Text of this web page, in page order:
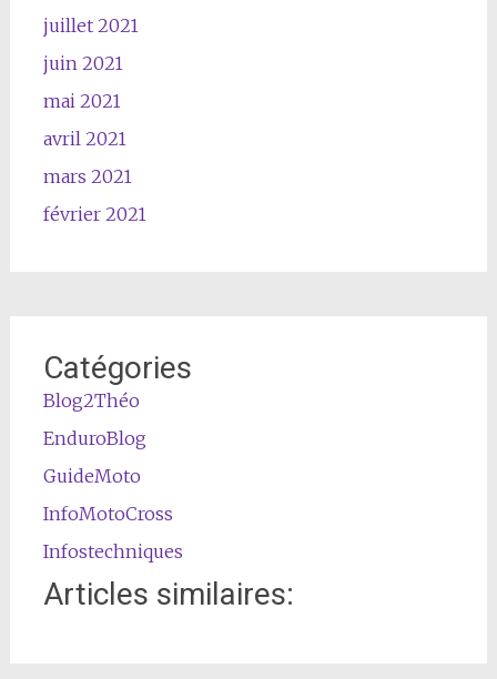
juillet 2021
juin 2021
mai 2021
avril 2021
mars 2021
février 2021
Catégories
Blog2Théo
EnduroBlog
GuideMoto
InfoMotoCross
Infostechniques
Articles similaires: